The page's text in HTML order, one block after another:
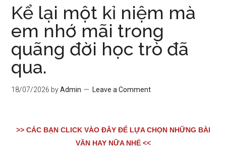
Kể lại một kỉ niệm mà
em nhớ mãi trong
quãng đời học trò đã
qua.
18/07/2026 byAdmin Leave a Comment
>> CÁC BẠN CLICK VÀO ĐÂY ĐỂ LỰA CHỌN NHỮNG BÀI
VĂN HAY NỮA NHÉ <<